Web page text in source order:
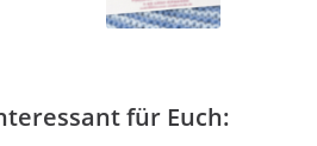
für Euch: